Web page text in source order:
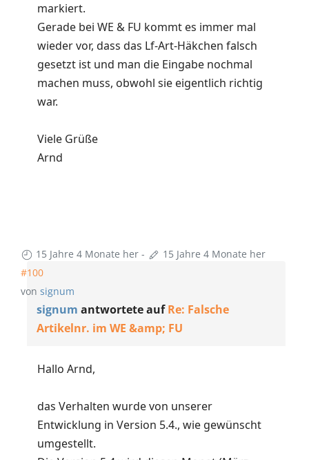
markiert.
Gerade bei WE & FU kommt es immer mal
wieder vor, dass das Lf-Art-Häkchen falsch
gesetzt ist und man die Eingabe nochmal
machen muss, obwohl sie eigentlich richtig
war.
Viele Grüße
Arnd
15 Jahre 4 Monate her -
15 Jahre 4 Monate her
#100
von signum
signum antwortete aufRe: Falsche
Artikelnr. im WE &amp; FU
Hallo Arnd,
das Verhalten wurde von unserer
Entwicklung in Version 5.4., wie gewünscht
umgestellt.